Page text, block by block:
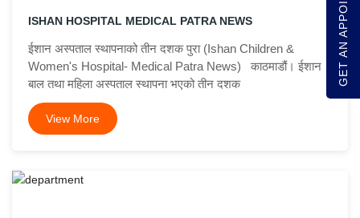
ISHAN HOSPITAL MEDICAL PATRA NEWS
ईशान अस्पताल स्थापनाको तीन दशक पुरा (Ishan Children &
Women's Hospital- Medical Patra News) काठमाडौं। ईशान
बाल तथा महिला अस्पताल स्थापना भएको तीन दशक
View More